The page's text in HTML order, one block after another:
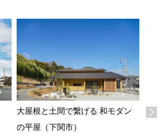
大屋根と土間で繋げる 和モダン
の平屋（下関市）